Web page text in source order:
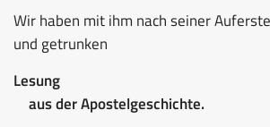
Wir haben mit ihm nach seiner
und getrunken
Lesung
aus der Apostelgeschichte.